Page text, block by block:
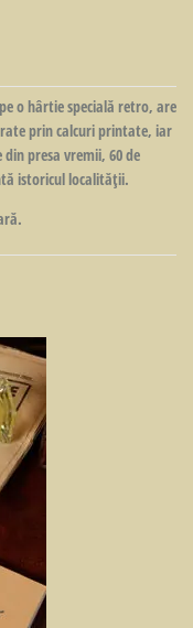
o hârtie specială retro, are
prin calcuri printate, iar
presa vremii, 60 de
istoricul localităţii.